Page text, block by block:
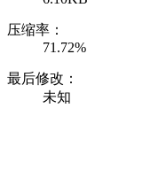
压缩率：
71.72%
最后修改：
未知